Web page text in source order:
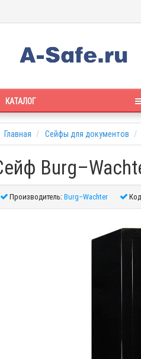
КАТАЛОГ
Главная Сейфы для документов
Производитель:Burg–Wachter